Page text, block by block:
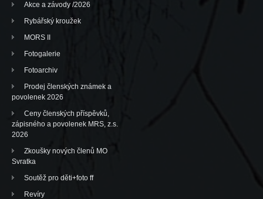
Akce a závody /2026
Rybářský kroužek
MORS II
Fotogalerie
Fotoarchiv
Prodej členských známek a
povolenek 2026
Ceny členských příspěvků,
zápisného a povolenek MRS, z.s.
2026
Zkoušky nových členů MO
Svratka
Soutěž pro děti+foto ff
Revíry